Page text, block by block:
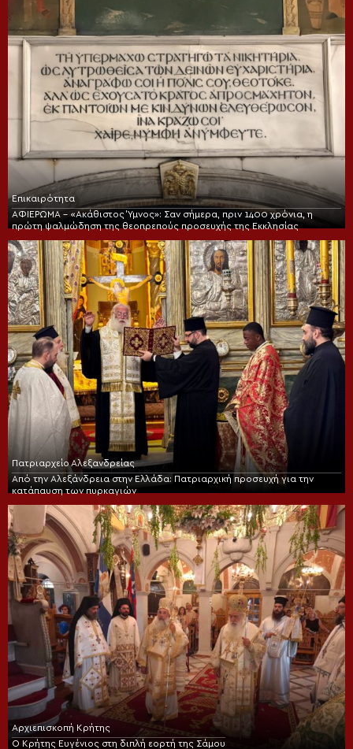
Επικαιρότητα
ΑΦΙΕΡΩΜΑ – «Ακάθιστος Ύμνος»: Σαν σήμερα, πριν 1400 χρόνια, η
πρώτη ψαλμώδηση της θεοπρεπούς προσευχής της Εκκλησίας
Πατριαρχείο Αλεξανδρείας
Από την Αλεξάνδρεια στην Ελλάδα: Πατριαρχική προσευχή για την
κατάπαυση των πυρκαγιών
Αρχιεπισκοπή Κρήτης
Ο Κρήτης Ευγένιος στη διπλή εορτή της Σάμου